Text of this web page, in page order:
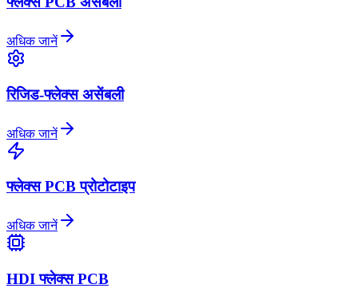
अधिक जानें
रिजिड-फ्लेक्स असेंबली
अधिक जानें
फ्लेक्स PCB प्रोटोटाइप
अधिक जानें
HDI फ्लेक्स PCB